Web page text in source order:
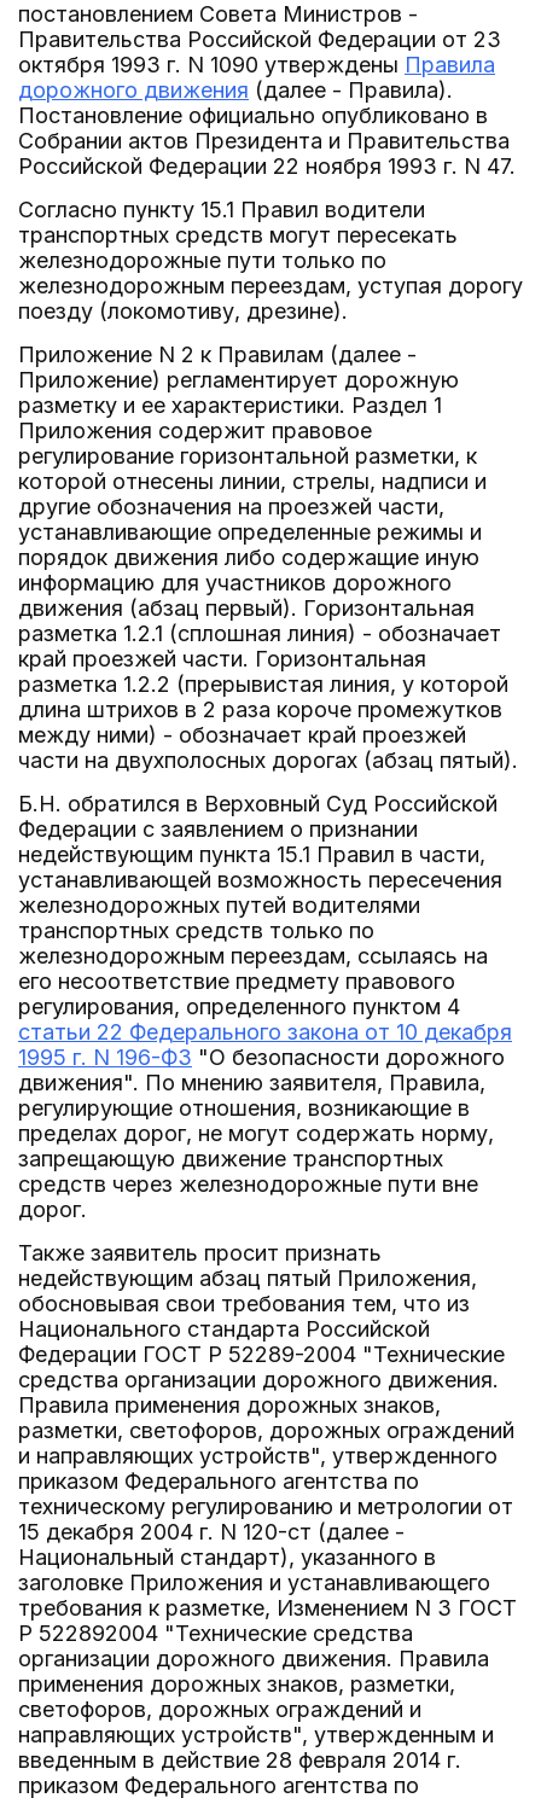
постановлением Совета Министров -
Правительства Российской Федерации от 23
октября 1993 г. N 1090 утверждены Правила
дорожного движения (далее - Правила).
Постановление официально опубликовано в
Собрании актов Президента и Правительства
Российской Федерации 22 ноября 1993 г. N 47.
Согласно пункту 15.1 Правил водители
транспортных средств могут пересекать
железнодорожные пути только по
железнодорожным переездам, уступая дорогу
поезду (локомотиву, дрезине).
Приложение N 2 к Правилам (далее -
Приложение) регламентирует дорожную
разметку и ее характеристики. Раздел 1
Приложения содержит правовое
регулирование горизонтальной разметки, к
которой отнесены линии, стрелы, надписи и
другие обозначения на проезжей части,
устанавливающие определенные режимы и
порядок движения либо содержащие иную
информацию для участников дорожного
движения (абзац первый). Горизонтальная
разметка 1.2.1 (сплошная линия) - обозначает
край проезжей части. Горизонтальная
разметка 1.2.2 (прерывистая линия, у которой
длина штрихов в 2 раза короче промежутков
между ними) - обозначает край проезжей
части на двухполосных дорогах (абзац пятый).
Б.Н. обратился в Верховный Суд Российской
Федерации с заявлением о признании
недействующим пункта 15.1 Правил в части,
устанавливающей возможность пересечения
железнодорожных путей водителями
транспортных средств только по
железнодорожным переездам, ссылаясь на
его несоответствие предмету правового
регулирования, определенного пунктом 4
статьи 22 Федерального закона от 10 декабря
1995 г. N 196-ФЗ "О безопасности дорожного
движения". По мнению заявителя, Правила,
регулирующие отношения, возникающие в
пределах дорог, не могут содержать норму,
запрещающую движение транспортных
средств через железнодорожные пути вне
дорог.
Также заявитель просит признать
недействующим абзац пятый Приложения,
обосновывая свои требования тем, что из
Национального стандарта Российской
Федерации ГОСТ Р 52289-2004 "Технические
средства организации дорожного движения.
Правила применения дорожных знаков,
разметки, светофоров, дорожных ограждений
и направляющих устройств", утвержденного
приказом Федерального агентства по
техническому регулированию и метрологии от
15 декабря 2004 г. N 120-ст (далее -
Национальный стандарт), указанного в
заголовке Приложения и устанавливающего
требования к разметке, Изменением N 3 ГОСТ
Р 522892004 "Технические средства
организации дорожного движения. Правила
применения дорожных знаков, разметки,
светофоров, дорожных ограждений и
направляющих устройств", утвержденным и
введенным в действие 28 февраля 2014 г.
приказом Федерального агентства по